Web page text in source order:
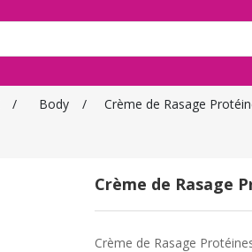
/ Body / Crème de Rasage
Crème de Rasage
Crème de Rasage